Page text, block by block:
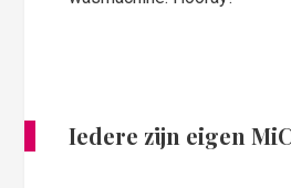
Iedere zijn eigen